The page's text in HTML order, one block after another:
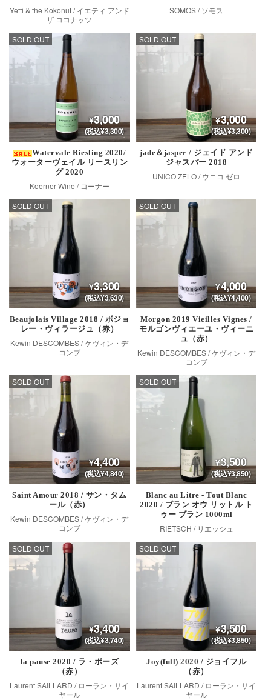
Yetti & the Kokonut / イエティ アンド
ザ ココナッツ
SOMOS / ソモス
3,000
(税込¥3,300)
SOLD OUT
Watervale Riesling 2020/
ウォーターヴェイル リースリン
グ 2020
Koerner Wine / コーナー
3,000
(税込¥3,300)
SOLD OUT
jade＆jasper / ジェイド アンド
ジャスパー 2018
UNICO ZELO / ウニコ ゼロ
3,300
(税込¥3,630)
SOLD OUT
Beaujolais Village 2018 / ボジョ
レー・ヴィラージュ（赤）
Kewin DESCOMBES / ケヴィン・デ
コンブ
4,000
(税込¥4,400)
SOLD OUT
Morgon 2019 Vieilles Vignes /
モルゴンヴィエーユ・ヴィーニ
ュ（赤）
Kewin DESCOMBES / ケヴィン・デ
コンブ
4,400
(税込¥4,840)
SOLD OUT
Saint Amour 2018 / サン・タム
ール（赤）
Kewin DESCOMBES / ケヴィン・デ
コンブ
3,500
(税込¥3,850)
SOLD OUT
Blanc au Litre - Tout Blanc
2020 / ブラン オウ リットル ト
ゥー ブラン 1000ml
RIETSCH / リエッシュ
3,400
(税込¥3,740)
SOLD OUT
la pause 2020 / ラ・ポーズ
（赤）
Laurent SAILLARD / ローラン・サイ
ヤール
3,500
(税込¥3,850)
SOLD OUT
Joy(full) 2020 / ジョイフル
（赤）
Laurent SAILLARD / ローラン・サイ
ヤール